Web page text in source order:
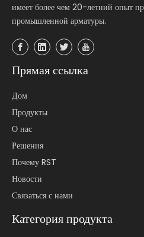
имеет более чем 20-летний опыт
промышленной арматуры.
Прямая ссылка
Дом
Продукты
О нас
Решения
Почему RST
Новости
Связаться с нами
Категория продукта